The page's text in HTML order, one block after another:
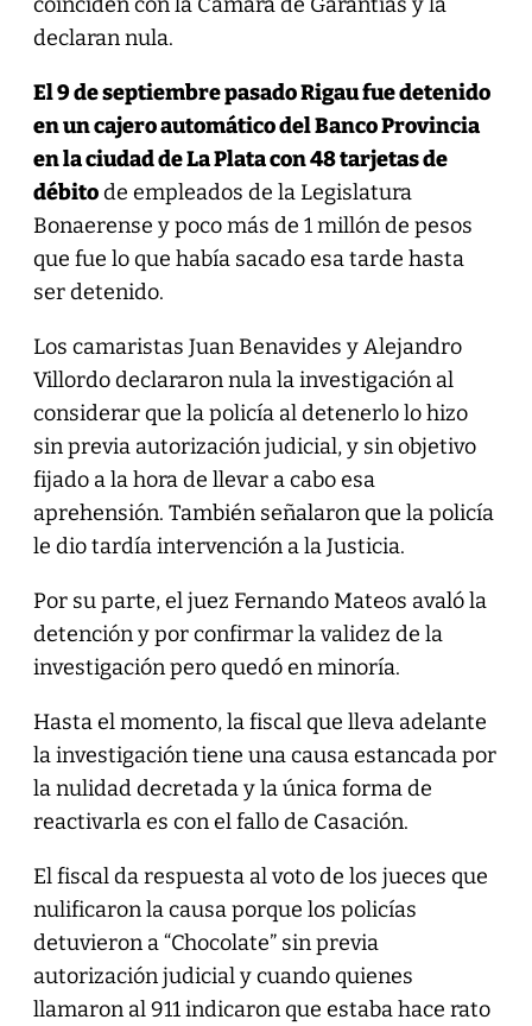
declaran nula.
El 9 de septiembre pasado Rigau fue detenido
en un cajero automático del Banco Provincia
en la ciudad de La Plata con 48 tarjetas de
débitode empleados de la Legislatura
Bonaerense y poco más de 1 millón de pesos
que fue lo que había sacado esa tarde hasta
ser detenido.
Los camaristas Juan Benavides y Alejandro
Villordo declararon nula la investigación al
considerar que la policía al detenerlo lo hizo
sin previa autorización judicial, y sin objetivo
fijado a la hora de llevar a cabo esa
aprehensión. También señalaron que la policía
le dio tardía intervención a la Justicia.
Por su parte, el juez Fernando Mateos avaló la
detención y por confirmar la validez de la
investigación pero quedó en minoría.
Hasta el momento, la fiscal que lleva adelante
la investigación tiene una causa estancada por
la nulidad decretada y la única forma de
reactivarla es con el fallo de Casación.
El fiscal da respuesta al voto de los jueces que
nulificaron la causa porque los policías
detuvieron a “Chocolate” sin previa
autorización judicial y cuando quienes
llamaron al 911 indicaron que estaba hace rato